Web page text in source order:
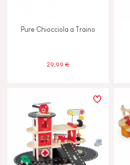
Pure Chiocciola a Traino
29,99 €